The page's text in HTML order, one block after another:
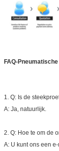
FAQ-
1. Q: Is de
A: Ja, natuurlijk.
2. Q: Hoe te om de
A: U kunt ons een